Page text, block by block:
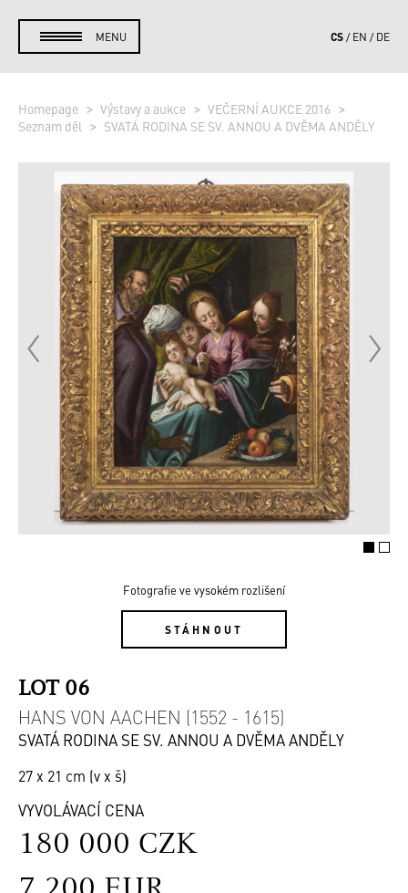
MENU CS EN DE
Homepage Výstavy a aukce
VEČERNÍ AUKCE 2016
Seznam děl
SVATÁ RODINA SE SV. ANNOU A DVĚMA ANDĚLY
Fotografie ve vysokém rozlišení
STÁHNOUT
LOT 06
HANS VON AACHEN (1552 - 1615)
SVATÁ RODINA SE SV. ANNOU A DVĚMA ANDĚLY
27 x 21 cm (v x š)
VYVOLÁVACÍ CENA
180 000 CZK